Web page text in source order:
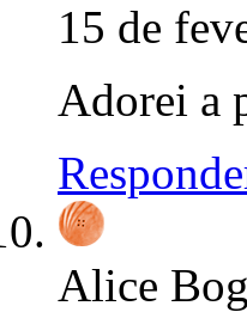
15 de
Adorei a
Alice